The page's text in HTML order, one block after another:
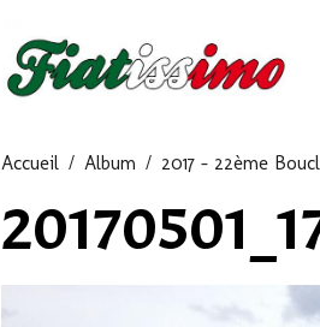
Accueil Album 2017 - 22ème